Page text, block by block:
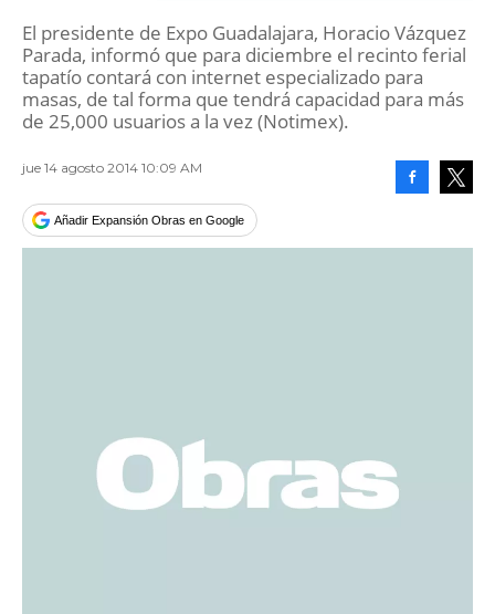
El presidente de Expo Guadalajara, Horacio Vázquez
Parada, informó que para diciembre el recinto ferial
tapatío contará con internet especializado para
masas, de tal forma que tendrá capacidad para más
de 25,000 usuarios a la vez (Notimex).
jue 14 agosto 2014 10:09 AM
Añadir Expansión Obras en Google